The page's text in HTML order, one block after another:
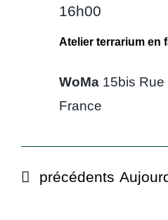
Atelier terrarium en
16h00
WoMa 15bis Rue
France
Évènements
précédents